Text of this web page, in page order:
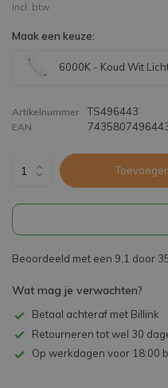
Incl. btw
Maak een keuze:
6000K - Koud Wit
Artikelnummer TS496443
EAN
Beoordeeld met een 9,1 door
Wat mag je verwachten?
Betaal achteraf met Billink
Retourneren tot wel 30
Op werkdagen voor 18:00